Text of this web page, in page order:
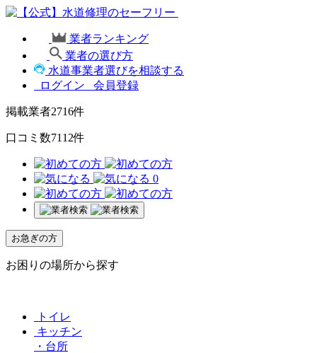
業者ランキング
業者の選び方
水道事業者選びを相談する
ログイン
会員登録
掲載業者2716件
口コミ数7112件
0
お急ぎの方
お困りの場所から探す
トイレ
キッチン
・台所